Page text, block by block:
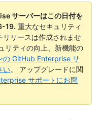
サーバーはこの日付を
19. 重大なセキュリティ
リースは作成されませ
リティの向上、新機能の
の GitHub Enterprise サ
い。 アップグレードに関
サポートにお問